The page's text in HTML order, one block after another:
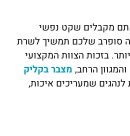
מקבלים שקט נפשי
סופרב שלכם תמשיך לשרת
בזכות הצוות המקצועי
הרחב, מצבר בקליק
שמעריכים איכות,